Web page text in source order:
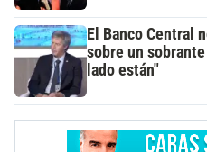
El Banco Central
sobre un
lado están"